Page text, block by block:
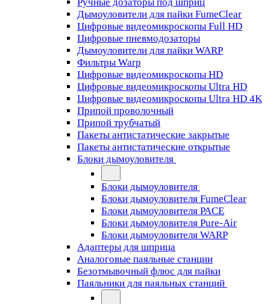
Дымоуловители для пайки FumeClear
Цифровые видеомикроскопы Full HD
Цифровые пневмодозаторы
Дымоуловители для пайки WARP
Фильтры Warp
Цифровые видеомикроскопы HD
Цифровые видеомикроскопы Ultra HD
Цифровые видеомикроскопы Ultra HD 4K
Припой проволочный
Припой трубчатый
Пакеты антистатические закрытые
Пакеты антистатические открытые
Блоки дымоуловителя
Блоки дымоуловителя
Блоки дымоуловителя FumeClear
Блоки дымоуловителя PACE
Блоки дымоуловителя Pure-Air
Блоки дымоуловителя WARP
Адаптеры для шприца
Аналоговые паяльные станции
Безотмывочный флюс для пайки
Паяльники для паяльных станций